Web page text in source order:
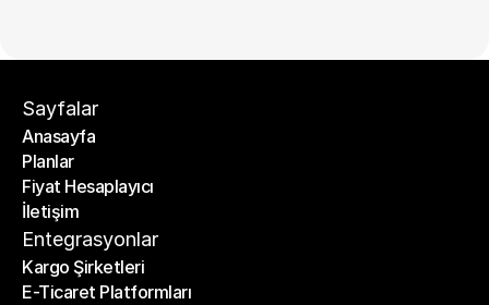
Sayfalar
Anasayfa
Anasayfa
Planlar
Planlar
Fiyat Hesaplayıcı
Fiyat Hesaplayıcı
İletişim
İletişim
Entegrasyonlar
Kargo Şirketleri
Kargo Şirketleri
E-Ticaret Platformları